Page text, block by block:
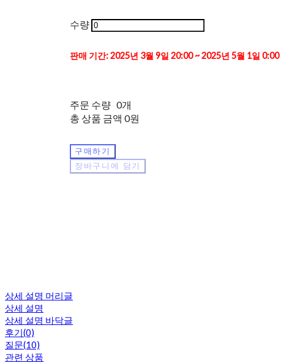
수량
판매 기간: 2025년 3월 9일 20:00 ~ 2025년 5월 1일 0:00
주문 수량 0개
총 상품 금액 0원
구매하기
장바구니에 담기
상세 설명 머리글
상세 설명
상세 설명 바닥글
후기(0)
질문(10)
관련 상품